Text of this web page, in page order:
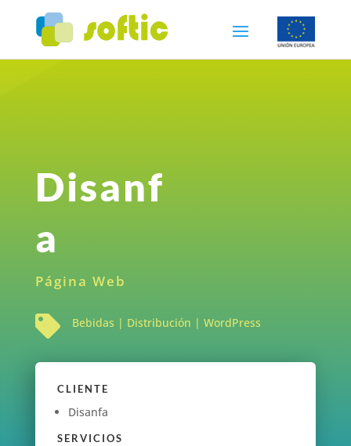
Disanf
a
Página Web
 Bebidas | Distribución | WordPress
CLIENTE
Disanfa
SERVICIOS